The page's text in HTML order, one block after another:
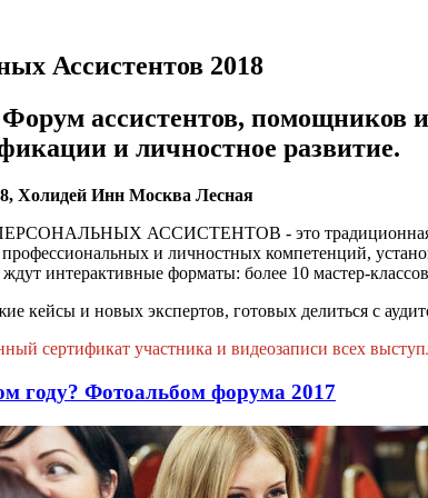
Ассистентов 2018
ассистентов, помощников
и личностное развитие.
Холидей Инн Москва Лесная
АССИСТЕНТОВ - это традиционная
и личностных компетенций,
интерактивные форматы: более 10 мастер-
кейсы и новых экспертов, готовых делиться с
сертификат участника и видеозаписи всех
году? Фотоальбом форума 2017